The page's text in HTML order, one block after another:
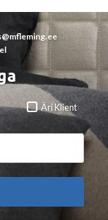
Äri Klient